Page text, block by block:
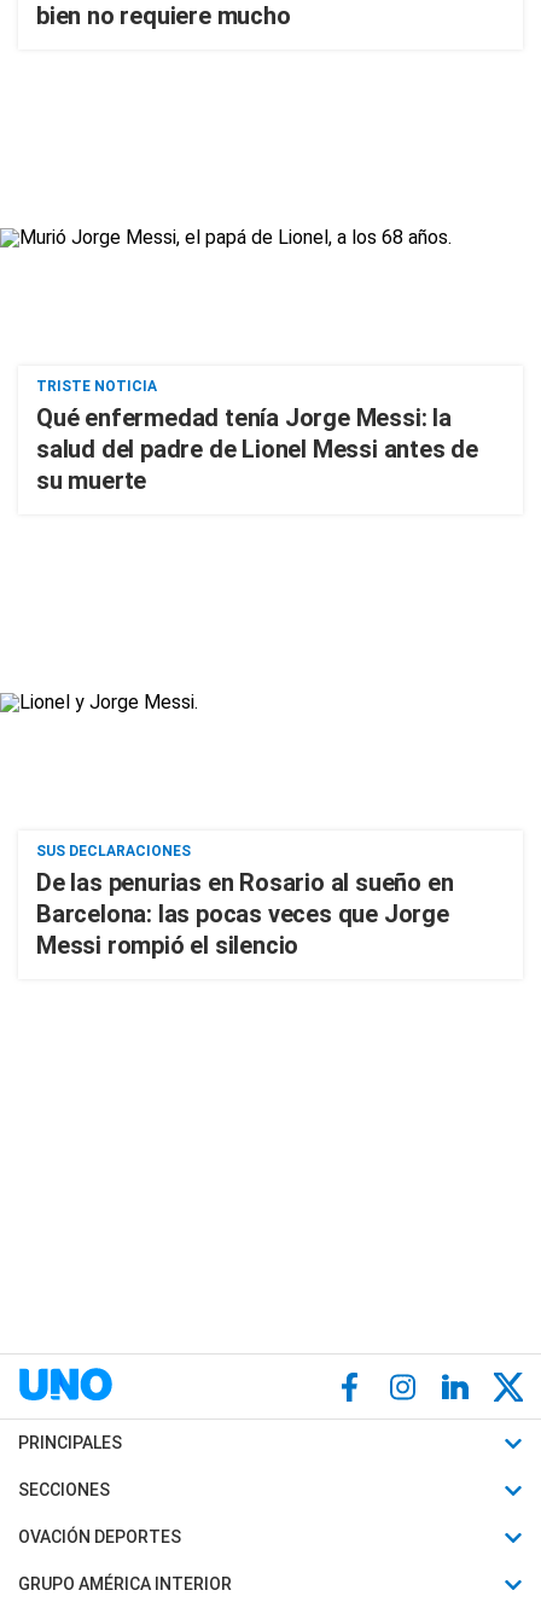
bien no requiere mucho
TRISTE NOTICIA
Qué enfermedad tenía Jorge Messi: la
salud del padre de Lionel Messi antes de
su muerte
SUS DECLARACIONES
De las penurias en Rosario al sueño en
Barcelona: las pocas veces que Jorge
Messi rompió el silencio
PRINCIPALES
Últimas Noticias
Política
SECCIONES
Horóscopo
Motores
OVACIÓN DEPORTES
Fútbol
GRUPO AMÉRICA INTERIOR